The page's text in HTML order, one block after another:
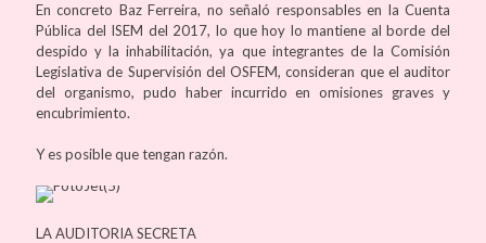
En concreto Baz Ferreira, no señaló responsables en la Cuenta
Pública del ISEM del 2017, lo que hoy lo mantiene al borde del
despido y la inhabilitación, ya que integrantes de la Comisión
Legislativa de Supervisión del OSFEM, consideran que el auditor
del organismo, pudo haber incurrido en omisiones graves y
encubrimiento.
Y es posible que tengan razón.
LA AUDITORIA SECRETA